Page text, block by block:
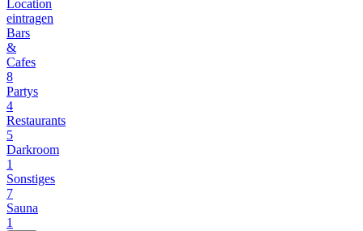
Location
eintragen
Bars
&
Cafes
8
Partys
4
Restaurants
5
Darkroom
1
Sonstiges
7
Sauna
1